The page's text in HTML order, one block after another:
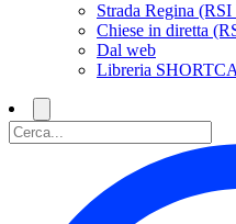
Strada Regina
Chiese in diretta
Dal web
Libreria